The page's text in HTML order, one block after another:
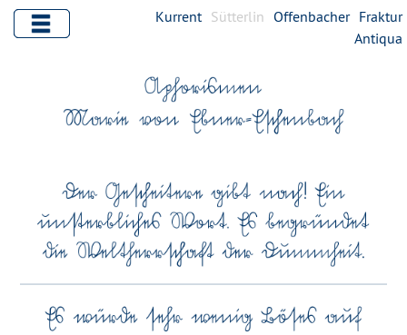
Kurrent Sütterlin Offenbacher Fraktur
Antiqua